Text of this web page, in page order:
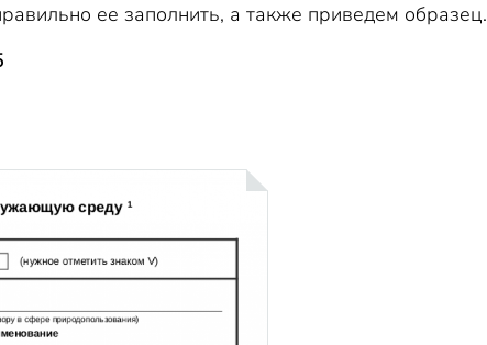
ее заполнить, а также приведем образец.